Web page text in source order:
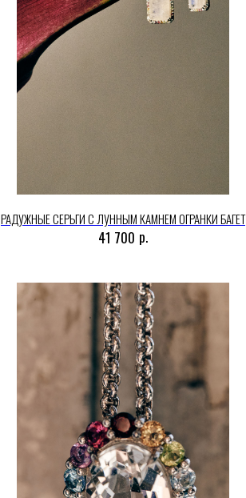
РАДУЖНЫЕ СЕРЬГИ С ЛУННЫМ КАМНЕМ ОГРАНКИ БАГЕТ
41 700 р.